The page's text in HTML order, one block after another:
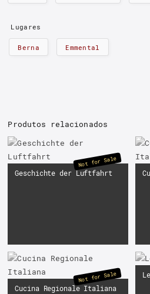
Lugares
Berna Emmental
Produtos relacionados
Geschichte der Luftfahrt
Not for Sale
Cucina Regionale Italiana
Not for Sale